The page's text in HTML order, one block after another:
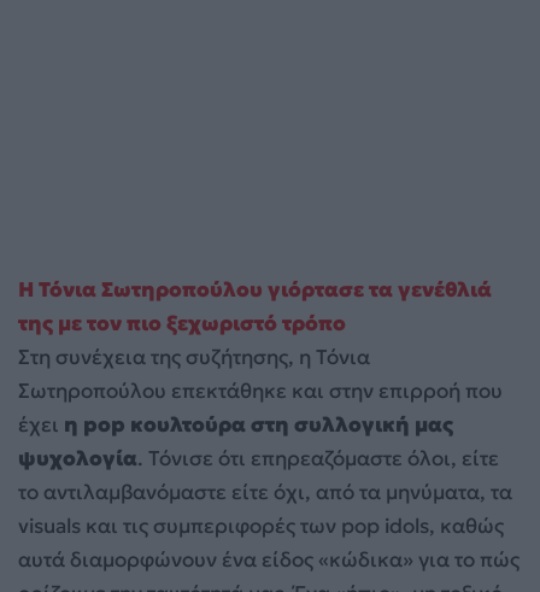
Η Τόνια Σωτηροπούλου γιόρτασε τα γενέθλιά
της με τον πιο ξεχωριστό τρόπο
Στη συνέχεια της συζήτησης, η Τόνια
Σωτηροπούλου επεκτάθηκε και στην επιρροή που
έχει η pop κουλτούρα στη συλλογική μας
ψυχολογία. Τόνισε ότι επηρεαζόμαστε όλοι, είτε
το αντιλαμβανόμαστε είτε όχι, από τα μηνύματα, τα
visuals και τις συμπεριφορές των pop idols, καθώς
αυτά διαμορφώνουν ένα είδος «κώδικα» για το πώς